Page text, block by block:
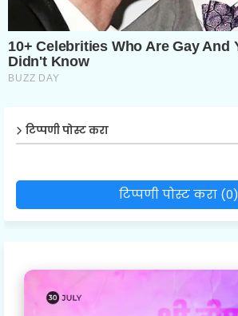
टिप्पणी पोस्ट करा
टिप्पणी पोस्ट करा (0)